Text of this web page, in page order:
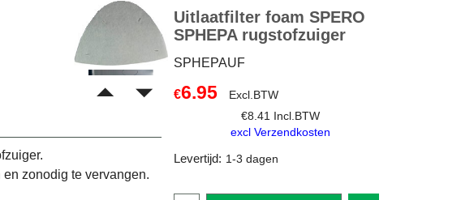
Uitlaatfilter foam SPERO
SPHEPA rugstofzuiger
SPHEPAUF
€6.95
Excl.BTW
€8.41 Incl.BTW
excl Verzendkosten
Levertijd: 1-3 dagen
zonodig te vervangen.